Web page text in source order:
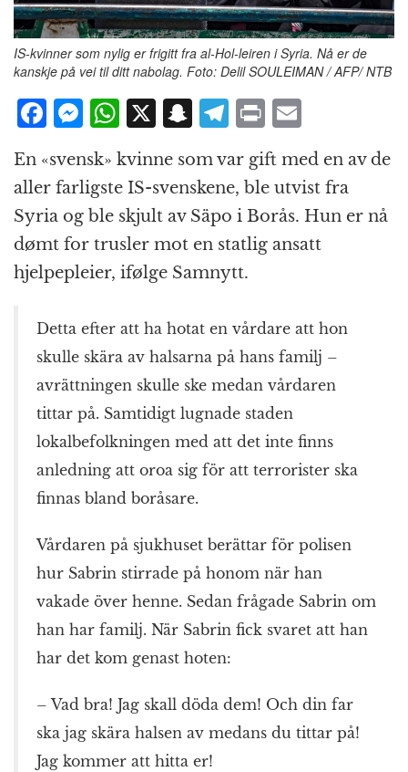
IS-kvinner som nylig er frigitt fra al-Hol-leiren i Syria. Nå er de
kanskje på vei til ditt nabolag. Foto: Delil SOULEIMAN / AFP/ NTB
F
c
e
b
o
o
k
M
e
ss
e
n
g
e
r
W
h
at
s
A
p
p
X S
a
p
c
h
at
T
e
g
r
a
m
P
ri
n
t
m
ai
l
En «svensk» kvinne som var gift med en av de
aller farligste IS-svenskene, ble utvist fra
Syria og ble skjult av Säpo i Borås. Hun er nå
dømt for trusler mot en statlig ansatt
hjelpepleier, ifølge Samnytt.
Detta efter att ha hotat en vårdare att hon
skulle skära av halsarna på hans familj –
avrättningen skulle ske medan vårdaren
tittar på. Samtidigt lugnade staden
lokalbefolkningen med att det inte finns
anledning att oroa sig för att terrorister ska
finnas bland boråsare.
Vårdaren på sjukhuset berättar för polisen
hur Sabrin stirrade på honom när han
vakade över henne. Sedan frågade Sabrin om
han har familj. När Sabrin fick svaret att han
har det kom genast hoten:
– Vad bra! Jag skall döda dem! Och din far
ska jag skära halsen av medans du tittar på!
Jag kommer att hitta er!